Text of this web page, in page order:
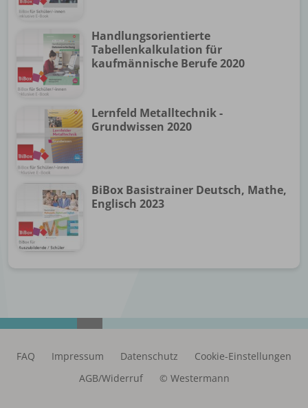
Handlungsorientierte
Tabellenkalkulation für
kaufmännische Berufe 2020
Lernfeld Metalltechnik -
Grundwissen 2020
BiBox Basistrainer Deutsch, Mathe,
Englisch 2023
FAQ Impressum Datenschutz
Cookie-Einstellungen
AGB/Widerruf
© Westermann